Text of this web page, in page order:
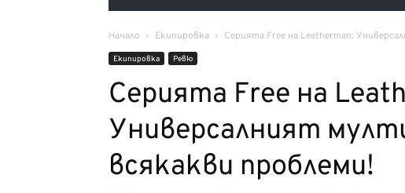
Начало Екипировка Серията Free на Leatherman:
Екипировка Ревю
Серията Free на
Универсалният
всякакви проблеми!